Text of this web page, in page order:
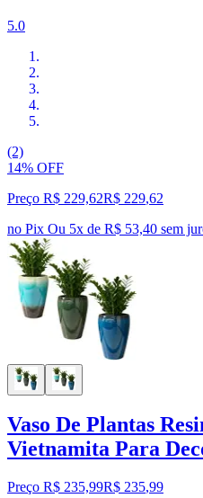
5.0
(2)
14% OFF
Preço R$ 229,62R$ 229,62
no Pix Ou 5x de R$ 53,40 sem
Vaso De Plantas
Vietnamita Para
Preço R$ 235,99R$ 235,99